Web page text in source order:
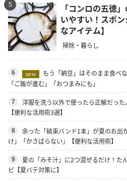
5
「コンロの五徳
いやすい！スポ
なアイテム】
掃除・暮らし
6 new
もう「納豆」はそのまま食べ
「ご飯が進む」「おつまみにも」
7
洋服を洗う以外で使ったら正解だっ
【便利な活用術3選】
8
余った「結束バンド1本」が夏のお出
け」「かさばらない」【便利な活用術】
9
夏の「みそ汁」に2つ混ぜるだけ！た
ピ【夏バテ対策に】